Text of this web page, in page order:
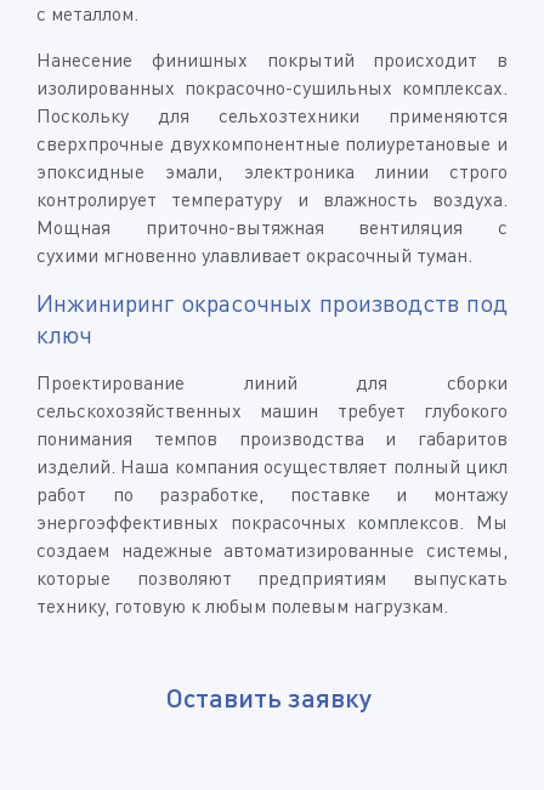
с металлом.
Нанесение финишных покрытий происходит в
изолированных покрасочно-сушильных комплексах.
Поскольку для сельхозтехники применяются
сверхпрочные двухкомпонентные полиуретановые и
эпоксидные эмали, электроника линии строго
контролирует температуру и влажность воздуха.
Мощная приточно-вытяжная вентиляция с
сухими мгновенно улавливает окрасочный туман.
Инжиниринг окрасочных производств под
ключ
Проектирование линий для сборки
сельскохозяйственных машин требует глубокого
понимания темпов производства и габаритов
изделий. Наша компания осуществляет полный цикл
работ по разработке, поставке и монтажу
энергоэффективных покрасочных комплексов. Мы
создаем надежные автоматизированные системы,
которые позволяют предприятиям выпускать
технику, готовую к любым полевым нагрузкам.
Оставить заявку